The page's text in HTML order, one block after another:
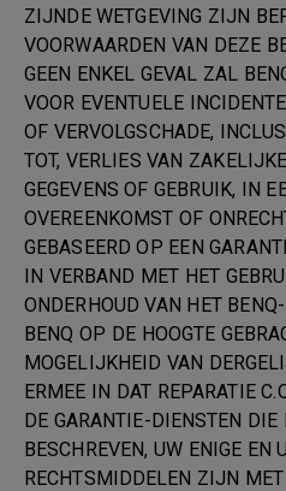
ZIJNDE WETGEVING ZIJN
VOORWAARDEN VAN DEZE
GEEN ENKEL GEVAL ZAL
VOOR EVENTUELE
OF VERVOLGSCHADE,
TOT, VERLIES VAN
GEGEVENS OF GEBRUIK, IN
OVEREENKOMST OF
GEBASEERD OP EEN
IN VERBAND MET HET
ONDERHOUD VAN HET
BENQ OP DE HOOGTE
MOGELIJKHEID VAN
ERMEE IN DAT REPARATIE
DE GARANTIE-DIENSTEN DIE
BESCHREVEN, UW ENIGE EN
RECHTSMIDDELEN ZIJN